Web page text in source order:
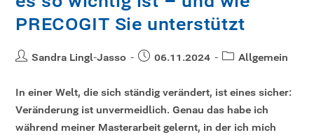
PRECOGIT Sie unterstützt
Sandra Lingl-Jasso 06.11.2024 Allgemein
In einer Welt, die sich ständig verändert, ist eines sicher:
Veränderung ist unvermeidlich. Genau das habe ich
während meiner Masterarbeit gelernt, in der ich mich